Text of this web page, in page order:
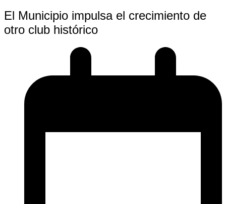
El Municipio impulsa el crecimiento de
otro club histórico